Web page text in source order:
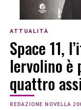
ATTUALITÀ
Space 11,
Iervolino è
quattro
REDAZIONE NOVELLA